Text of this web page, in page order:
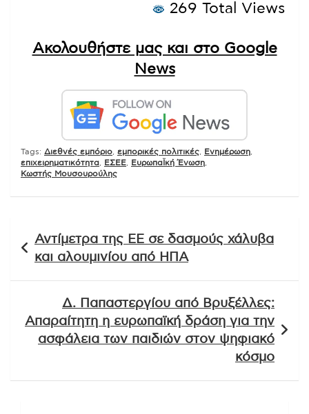
269 Total Views
Ακολουθήστε μας και στο Google
News
Tags: Διεθνές εμπόριο εμπορικές πολιτικές Ενημέρωση
επιχειρηματικότητα
ΕΣΕΕ ΕυρωπαΪκή Ένωση
Κωστής Μουσουρούλης
άρθρων
Αντίμετρα της ΕΕ σε δασμούς χάλυβα
και αλουμινίου από ΗΠΑ
Δ. Παπαστεργίου από Βρυξέλλες:
Απαραίτητη η ευρωπαϊκή δράση για την
ασφάλεια των παιδιών στον ψηφιακό
κόσμο